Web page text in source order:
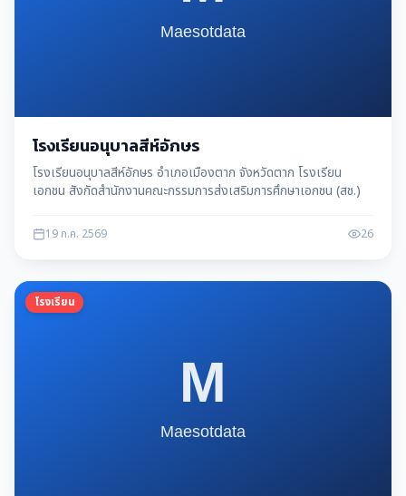
โรงเรียนอนุบาลสีห์อักษร
โรงเรียนอนุบาลสีห์อักษร อำเภอเมืองตาก จังหวัดตาก โรงเรียน
เอกชน สังกัดสำนักงานคณะกรรมการส่งเสริมการศึกษาเอกชน (สช.)
19 ก.ค. 2569 26
โรงเรียน